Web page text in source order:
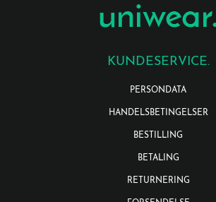
KUNDESERVICE.
PERSONDATA
HANDELSBETINGELSER
BESTILLING
BETALING
RETURNERING